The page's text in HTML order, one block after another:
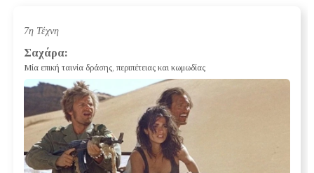
7η Τέχνη
Σαχάρα:
Μία επική ταινία δράσης, περιπέτειας και κωμωδίας